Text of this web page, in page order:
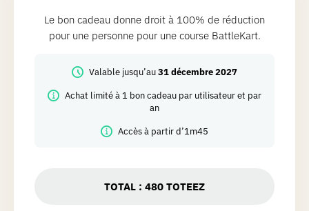
Le bon cadeau donne droit à 100% de réduction
pour une personne pour une course BattleKart.
Valable jusqu’au31 décembre 2027
Achat limité à 1 bon cadeau par utilisateur et par
an
Accès à partir d’1m45
TOTAL : 480 TOTEEZ